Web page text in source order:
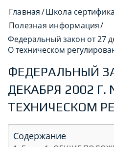
Главная/Школа
Полезная информация/
Федеральный закон от 27
О техническом
ФЕДЕРАЛЬНЫЙ
ДЕКАБРЯ 2002 Г.
ТЕХНИЧЕСКОМ
Содержание